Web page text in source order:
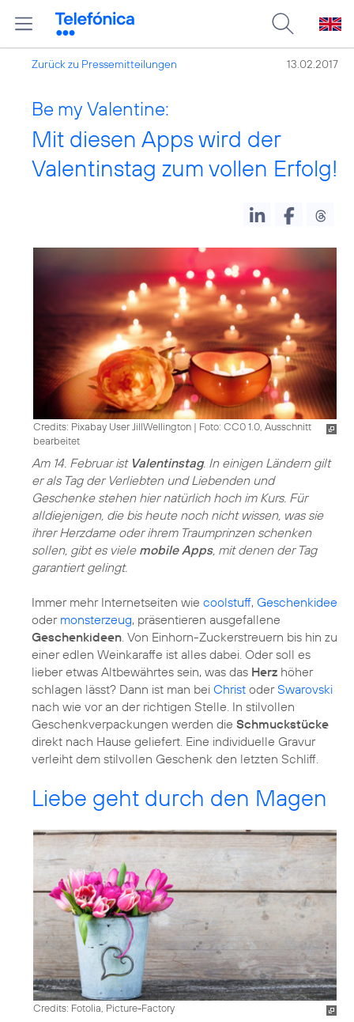
Zurück zu Pressemitteilungen 13.02.2017
Be my Valentine:
Mit diesen Apps wird der
Valentinstag zum vollen Erfolg!
Credits: Pixabay User JillWellington | Foto: CC0 1.0, Ausschnitt
bearbeitet
Am 14. Februar ist Valentinstag. In einigen Ländern gilt
er als Tag der Verliebten und Liebenden und
Geschenke stehen hier natürlich hoch im Kurs. Für
alldiejenigen, die bis heute noch nicht wissen, was sie
ihrer Herzdame oder ihrem Traumprinzen schenken
sollen, gibt es viele mobile Apps, mit denen der Tag
garantiert gelingt.
Immer mehr Internetseiten wie coolstuff, Geschenkidee
oder monsterzeug, präsentieren ausgefallene
Geschenkideen . Von Einhorn-Zuckerstreuern bis hin zu
einer edlen Weinkaraffe ist alles dabei. Oder soll es
lieber etwas Altbewährtes sein, was das Herz höher
schlagen lässt? Dann ist man bei Christ oderSwarovski
nach wie vor an der richtigen Stelle. In stilvollen
Geschenkverpackungen werden die Schmuckstücke
direkt nach Hause geliefert. Eine individuelle Gravur
verleiht dem stilvollen Geschenk den letzten Schliff.
Liebe geht durch den Magen
Credits: Fotolia, Picture-Factory